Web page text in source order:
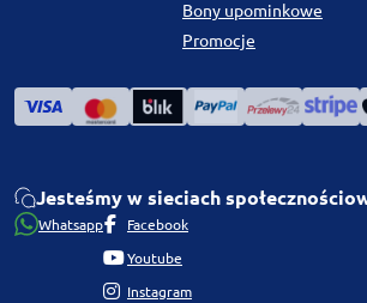
Bony upominkowe
Promocje
Jesteśmy w sieciach
Whatsapp Facebook
Youtube
Instagram